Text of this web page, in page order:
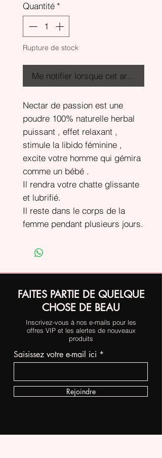
Quantité *
Rupture de stock
Me notifier lorsque cet article est
Nectar de passion est une
poudre 100% naturelle herbal
puissant , effet relaxant ,
stimule la libido féminine ,
excite votre homme qui gémira
comme un bébé .
Il rendra votre chatte glissante
et lubrifié.
Il reste dans le corps de la
femme pendant plusieurs jours.
FAITES PARTIE DE QUELQUE
CHOSE DE BEAU
Inscrivez-vous à nos e-mails pour les
offres VIP et les alertes de nouveaux
produits
Saisissez votre e-mail ici
Rejoindre